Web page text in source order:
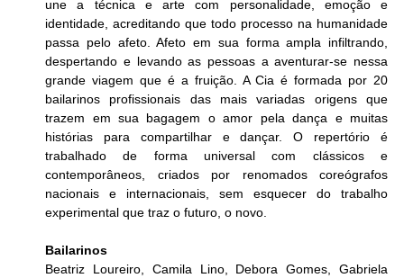
une a técnica e arte com personalidade, emoção e
identidade, acreditando que todo processo na humanidade
passa pelo afeto. Afeto em sua forma ampla infiltrando,
despertando e levando as pessoas a aventurar-se nessa
grande viagem que é a fruição. A Cia é formada por 20
bailarinos profissionais das mais variadas origens que
trazem em sua bagagem o amor pela dança e muitas
histórias para compartilhar e dançar. O repertório é
trabalhado de forma universal com clássicos e
contemporâneos, criados por renomados coreógrafos
nacionais e internacionais, sem esquecer do trabalho
experimental que traz o futuro, o novo.
Bailarinos
Beatriz Loureiro, Camila Lino, Debora Gomes, Gabriela